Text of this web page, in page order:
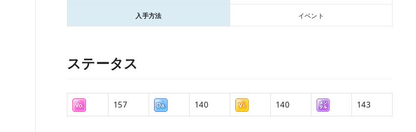
入手方法 イベント
ステータス
157 140 140 143